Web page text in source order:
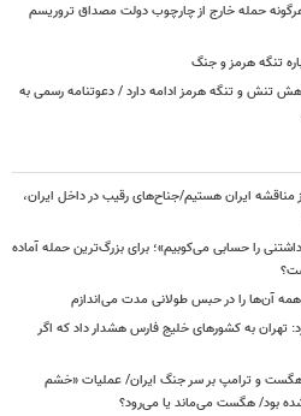
حمله خارج از چارچوب دولت مصداق تروریسم
تنگه هرمز و جنگ
تنش و تنگه هرمز ادامه دارد / دعوتنامه رسمی به
مناقشه ایران هستیم/جناح‌های رقیب در داخل ایران،
را حسابی می‌کوبیم»؛ برای بزرگ‌ترین حمله آماده
آن‌ها را در حبس طولانی مدت می‌اندازم
تهران به کشورهای خلیج فارس هشدار داد که اگر
و ترامپ بر سر جنگ ایران/ عملیات «خشم
شده بود/ هگست می‌ماند یا می‌رود؟